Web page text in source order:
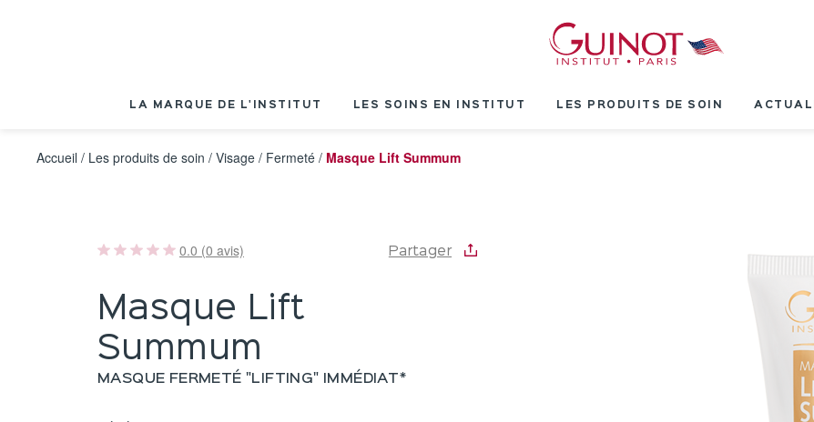
LA MARQUE DE L'INSTITUT LES SOINS EN INSTITUT LES PRODUITS DE SOIN
Accueil / Les produits de soin / Visage / Fermeté / Masque Lift Summum
0.0 (0 avis) Partager
Masque Lift
Summum
MASQUE FERMETÉ "LIFTING" IMMÉDIAT*